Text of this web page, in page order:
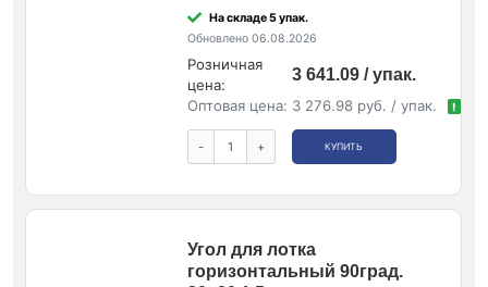
На складе 5 упак.
Обновлено 06.08.2026
Розничная
цена:
3 641.09 / упак.
Оптовая цена: 3 276.98 руб. / упак. !
- + КУПИТЬ
Угол для лотка
горизонтальный 90град.